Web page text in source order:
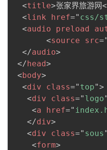
<title>张家界旅游网
<link href=" css/
<audio preload
<source src="
</audio>
</head>
<body>
<div class=" top">
<div class=" logo"
<a href="
</div>
<div class=" sous "
<form>